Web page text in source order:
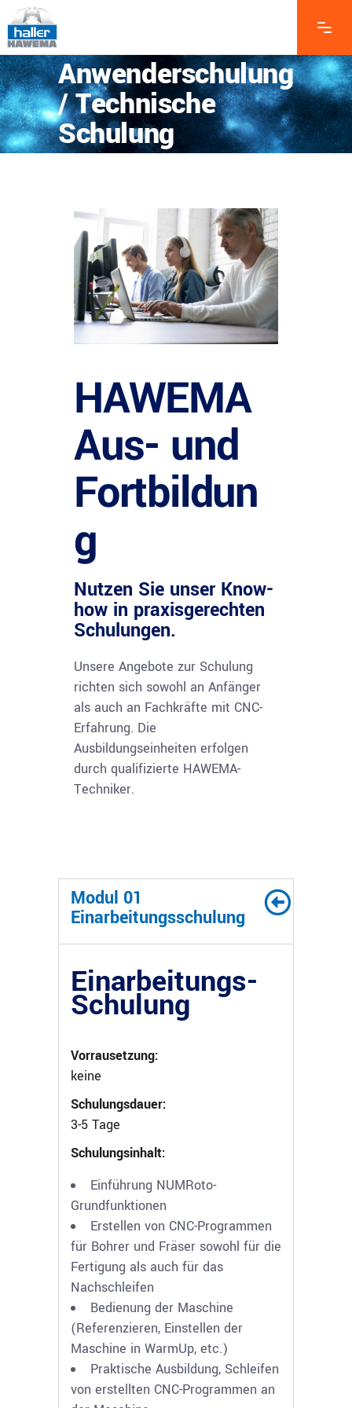
Anwenderschulung
/ Technische
Schulung
HAWEMA
Aus- und
Fortbildun
g
Nutzen Sie unser Know-
how in praxisgerechten
Schulungen.
Unsere Angebote zur Schulung
richten sich sowohl an Anfänger
als auch an Fachkräfte mit CNC-
Erfahrung. Die
Ausbildungseinheiten erfolgen
durch qualifizierte HAWEMA-
Techniker.
Modul 01
Einarbeitungsschulung
Einarbeitungs-
Schulung
Vorrausetzung:
keine
Schulungsdauer:
3-5 Tage
Schulungsinhalt:
Einführung NUMRoto-
Grundfunktionen
Erstellen von CNC-Programmen
für Bohrer und Fräser sowohl für die
Fertigung als auch für das
Nachschleifen
Bedienung der Maschine
(Referenzieren, Einstellen der
Maschine in WarmUp, etc.)
Praktische Ausbildung, Schleifen
von erstellten CNC-Programmen an